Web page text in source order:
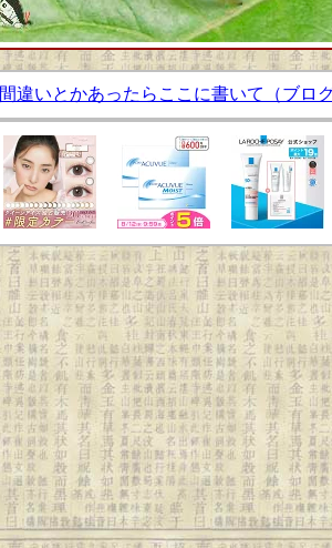
間違いとかあったらここに書いて（ブロ